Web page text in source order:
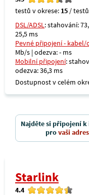
testů v okrese: 15 /
DSL/ADSL: stahování:
25,5 ms
Pevné připojení -
Mb/s | odezva: - ms
Mobilní připojení:
odezva: 36,3 ms
Dostupnost v celém
Najděte si připojení
provaši
Starlink
4.4